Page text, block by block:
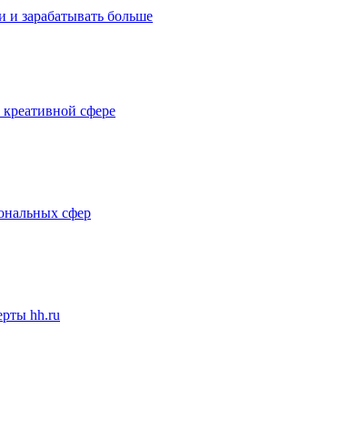
и зарабатывать больше
сфере
сфер
hh.ru